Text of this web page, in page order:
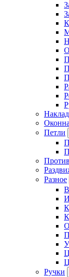
Петли
Разное
Ручки